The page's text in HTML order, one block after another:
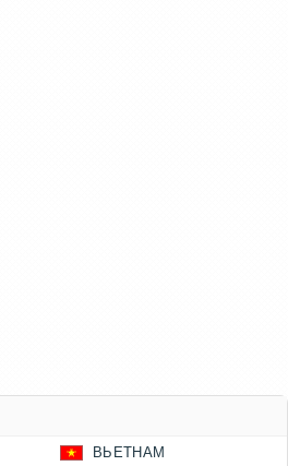
ВЬЕТНАМ